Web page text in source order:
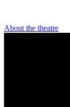
About the theatre